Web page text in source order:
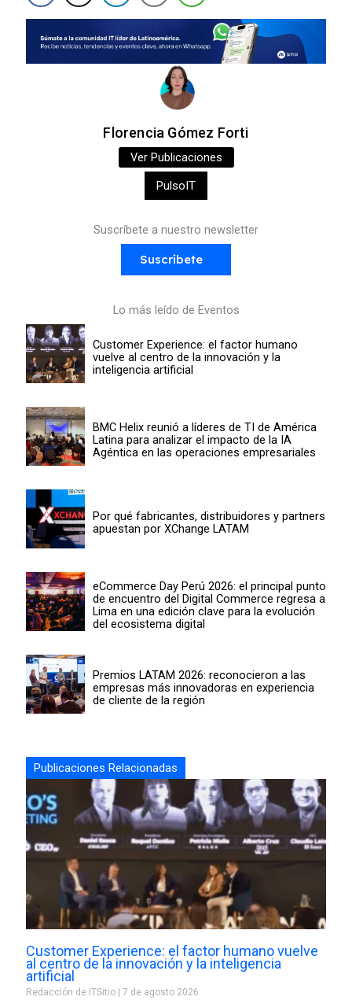
Florencia Gómez Forti
Ver Publicaciones
PulsoIT
Suscríbete a nuestro newsletter
Suscríbete
Lo más leído de Eventos
Customer Experience: el factor humano
vuelve al centro de la innovación y la
inteligencia artificial
BMC Helix reunió a líderes de TI de América
Latina para analizar el impacto de la IA
Agéntica en las operaciones empresariales
Por qué fabricantes, distribuidores y partners
apuestan por XChange LATAM
eCommerce Day Perú 2026: el principal punto
de encuentro del Digital Commerce regresa a
Lima en una edición clave para la evolución
del ecosistema digital
Premios LATAM 2026: reconocieron a las
empresas más innovadoras en experiencia
de cliente de la región
Publicaciones Relacionadas
Customer Experience: el factor humano vuelve
al centro de la innovación y la inteligencia
artificial
Redacción de ITSitio 7 de agosto 2026